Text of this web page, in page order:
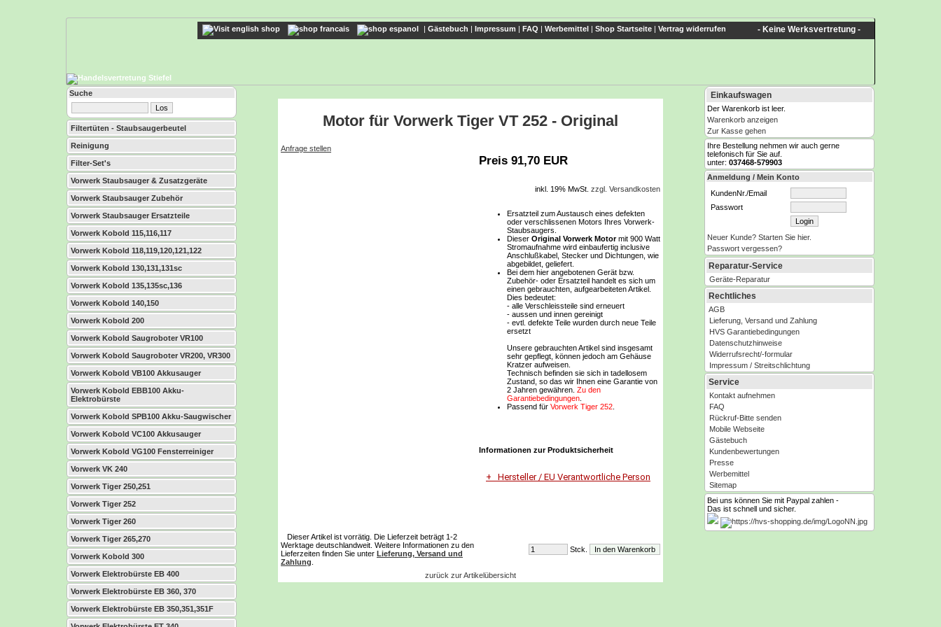
- Keine Werksvertretung -
| Gästebuch | Impressum | FAQ | Werbemittel | Shop Startseite | Vertrag widerrufen
Suche
Filtertüten - Staubsaugerbeutel
Reinigung
Filter-Set's
Vorwerk Staubsauger & Zusatzgeräte
Vorwerk Staubsauger Zubehör
Vorwerk Staubsauger Ersatzteile
Vorwerk Kobold 115,116,117
Vorwerk Kobold 118,119,120,121,122
Vorwerk Kobold 130,131,131sc
Vorwerk Kobold 135,135sc,136
Vorwerk Kobold 140,150
Vorwerk Kobold 200
Vorwerk Kobold Saugroboter VR100
Vorwerk Kobold Saugroboter VR200, VR300
Vorwerk Kobold VB100 Akkusauger
Vorwerk Kobold EBB100 Akku-
Elektrobürste
Vorwerk Kobold SPB100 Akku-Saugwischer
Vorwerk Kobold VC100 Akkusauger
Vorwerk Kobold VG100 Fensterreiniger
Vorwerk VK 240
Vorwerk Tiger 250,251
Vorwerk Tiger 252
Vorwerk Tiger 260
Vorwerk Tiger 265,270
Vorwerk Kobold 300
Vorwerk Elektrobürste EB 400
Vorwerk Elektrobürste EB 360, 370
Vorwerk Elektrobürste EB 350,351,351F
Motor für Vorwerk Tiger VT 252 - Original
Anfrage stellen
Preis 91,70 EUR
inkl. 19% MwSt. zzgl. Versandkosten
Ersatzteil zum Austausch eines defekten
oder verschlissenen Motors Ihres Vorwerk-
Staubsaugers.
Dieser Original Vorwerk Motormit 900 Watt
Stromaufnahme wird einbaufertig inclusive
Anschlußkabel, Stecker und Dichtungen, wie
abgebildet, geliefert.
Bei dem hier angebotenen Gerät bzw.
Zubehör- oder Ersatzteil handelt es sich um
einen gebrauchten, aufgearbeiteten Artikel.
Dies bedeutet:
- alle Verschleissteile sind erneuert
- aussen und innen gereinigt
- evtl. defekte Teile wurden durch neue Teile
ersetzt
Unsere gebrauchten Artikel sind insgesamt
sehr gepflegt, können jedoch am Gehäuse
Kratzer aufweisen.
Technisch befinden sie sich in tadellosem
Zustand, so das wir Ihnen eine Garantie von
2 Jahren gewähren. Zu den
Garantiebedingungen
Passend für Vorwerk Tiger 252
Informationen zur Produktsicherheit
Hersteller / EU Verantwortliche Person
42270 Wuppertal
Dieser Artikel ist vorrätig. Die Lieferzeit beträgt 1-2
Werktage deutschlandweit. Weitere Informationen zu den
Lieferzeiten finden Sie unter Lieferung, Versand und
Zahlung
Stck.
zurück zur Artikelübersicht
Einkaufswagen
Der Warenkorb ist leer.
Warenkorb anzeigen
Zur Kasse gehen
Ihre Bestellung nehmen wir auch gerne
telefonisch für Sie auf.
unter: 037468-579903
Anmeldung / Mein Konto
KundenNr./Email
Passwort
Neuer Kunde? Starten Sie hier.
Passwort vergessen?
Reparatur-Service
Geräte-Reparatur
Rechtliches
AGB
Lieferung, Versand und Zahlung
HVS Garantiebedingungen
Datenschutzhinweise
Widerrufsrecht/-formular
Impressum / Streitschlichtung
Service
Kontakt aufnehmen
FAQ
Rückruf-Bitte senden
Mobile Webseite
Gästebuch
Kundenbewertungen
Presse
Werbemittel
Sitemap
Bei uns können Sie mit Paypal zahlen -
Das ist schnell und sicher.